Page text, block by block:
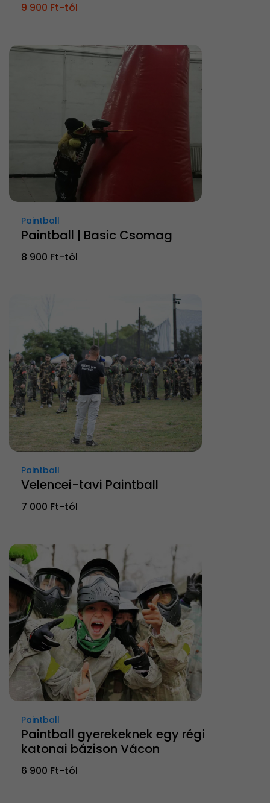
9 900 Ft-tól
Paintball
Paintball | Basic Csomag
8 900 Ft-tól
Paintball
Velencei-tavi Paintball
7 000 Ft-tól
Paintball
Paintball gyerekeknek egy régi
katonai bázison Vácon
6 900 Ft-tól